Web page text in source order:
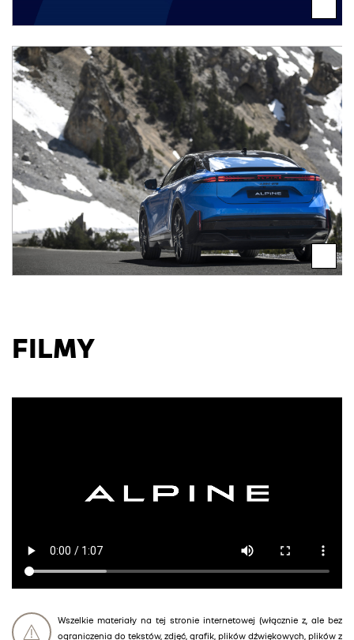
FILMY
Wszelkie materiały na tej stronie internetowej (włącznie z, ale bez
ograniczenia do tekstów, zdjęć, grafik, plików dźwiękowych, plików z